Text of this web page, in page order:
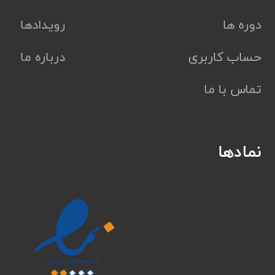
دوره ها
رویدادها
حساب کاربری
درباره ما
تماس با ما
نمادها